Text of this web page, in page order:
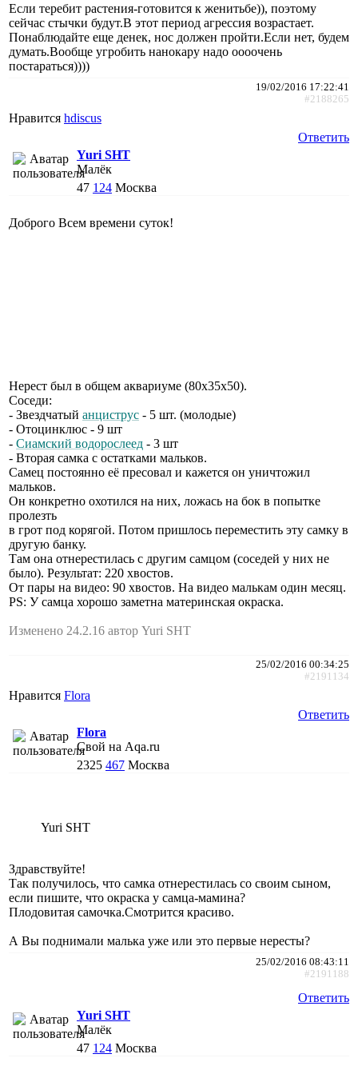
Если теребит растения-готовится к женитьбе)), поэтому
сейчас стычки будут.В этот период агрессия возрастает.
Понаблюдайте еще денек, нос должен пройти.Если нет, будем
думать.Вообще угробить нанокару надо оооочень
постараться))))
19/02/2016 17:22:41
#2188265
Нравится hdiscus
Ответить
Yuri SHT
Малёк
47 124 Москва
Доброго Всем времени суток!
Нерест был в общем аквариуме (80х35х50).
Соседи:
- Звездчатый анциструс - 5 шт. (молодые)
- Отоцинклюс - 9 шт
- Сиамский водорослеед - 3 шт
- Вторая самка с остатками мальков.
Самец постоянно её пресовал и кажется он уничтожил
мальков.
Он конкретно охотился на них, ложась на бок в попытке
пролезть
в грот под корягой. Потом пришлось переместить эту самку в
другую банку.
Там она отнерестилась с другим самцом (соседей у них не
было). Результат: 220 хвостов.
От пары на видео: 90 хвостов. На видео малькам один месяц.
PS: У самца хорошо заметна материнская окраска.
Изменено 24.2.16 автор Yuri SHT
25/02/2016 00:34:25
#2191134
Нравится Flora
Ответить
Flora
Свой на Aqa.ru
2325 467 Москва
Yuri SHT
Здравствуйте!
Так получилось, что самка отнерестилась со своим сыном,
если пишите, что окраска у самца-мамина?
Плодовитая самочка.Смотрится красиво.
А Вы поднимали малька уже или это первые нересты?
25/02/2016 08:43:11
#2191188
Ответить
Yuri SHT
Малёк
47 124 Москва